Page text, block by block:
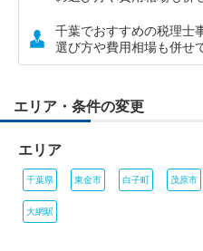
千葉でおすすめの税理士
選び方や費用相場も併せ
エリア・条件の変更
エリア
千葉県 東金市 白子町 茂原市
大網駅